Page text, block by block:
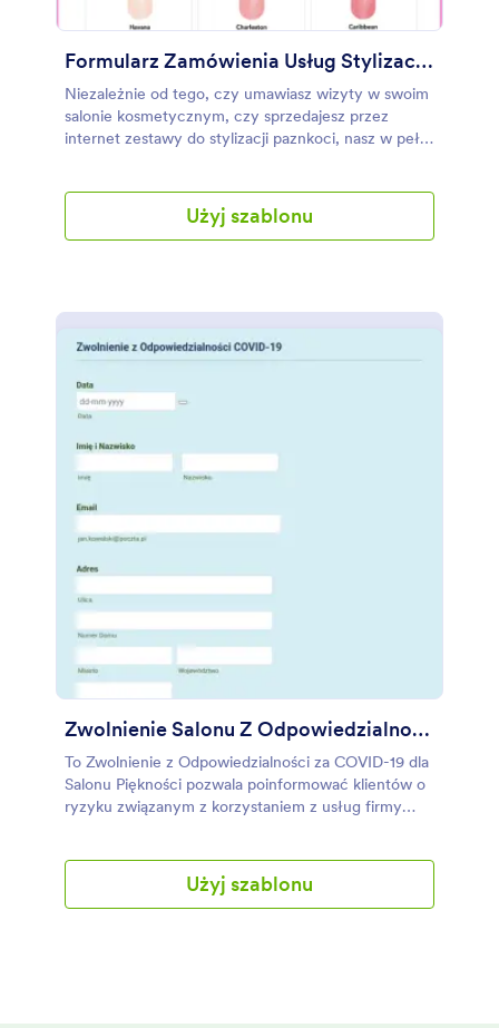
Formularz Zamówienia Usług Stylizacji Paznokci
Niezależnie od tego, czy umawiasz wizyty w swoim
salonie kosmetycznym, czy sprzedajesz przez
internet zestawy do stylizacji paznkoci, nasz w pełni
łatwiejszą niż kiedykolwiek. By rozpocząć, dostosuj
projekt szablonu dodając swoje produkty i ceny, a
Twoje bezpieczne konto Jotform, łatwo dostępne z
każdego urządzenia - w tym offline przez Jotform
Mobile Forms, naszą darmową aplikację mobilną.
Użyj szablonu
Zwolnienie Salonu Z Odpowiedzialności COVID 19
To Zwolnienie z Odpowiedzialności za COVID-19 dla
Salonu Piękności pozwala poinformować klientów o
ryzyku związanym z korzystaniem z usług firmy
się koronawirusa. To Zwolnienie Salonu z
Odpowiedzialności COVID-19 zbiera dla Ciebie dane
Użyj szablonu